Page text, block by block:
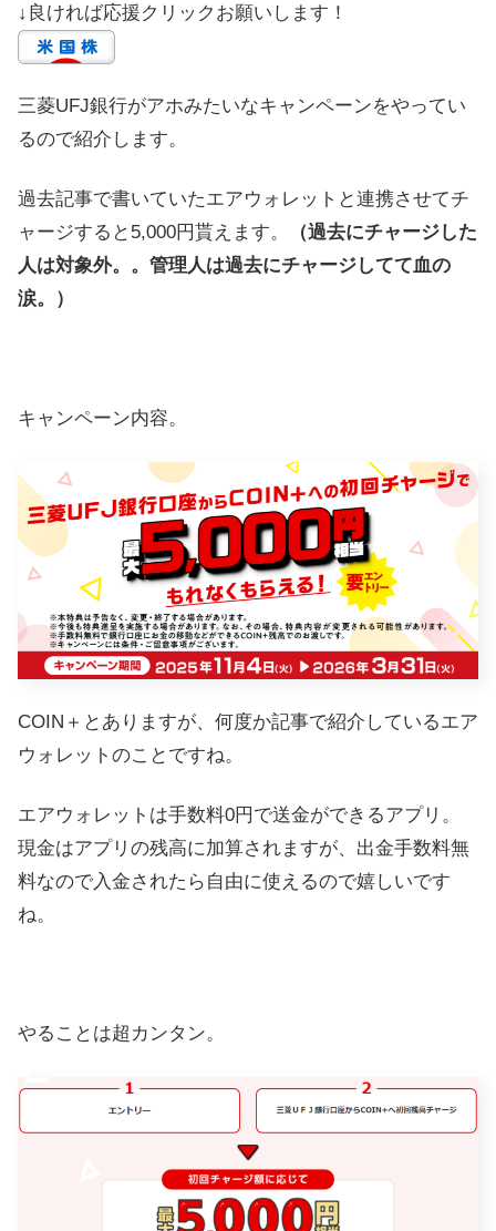
↓良ければ応援クリックお願いします！
三菱UFJ銀行がアホみたいなキャンペーンをやってい
るので紹介します。
過去記事で書いていたエアウォレットと連携させてチ
ャージすると5,000円貰えます。
（過去にチャージした
人は対象外。。管理人は過去にチャージしてて血の
涙。）
キャンペーン内容。
COIN＋とありますが、何度か記事で紹介しているエア
ウォレットのことですね。
エアウォレットは手数料0円で送金ができるアプリ。
現金はアプリの残高に加算されますが、出金手数料無
料なので入金されたら自由に使えるので嬉しいです
ね。
やることは超カンタン。